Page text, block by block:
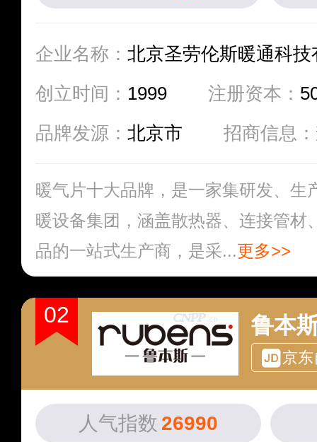
企业名称： 北京圣劳伦斯暖通科技
创立时间： 1999 注册资本：
品牌发源： 北京市 招商信息：
暖气片十大品牌，是一家集研发、生
暖设备集团，涵盖散热器、连接管材
品的一站式生产商，是采...更多>>
02 鲁本
京
人气指数 26990